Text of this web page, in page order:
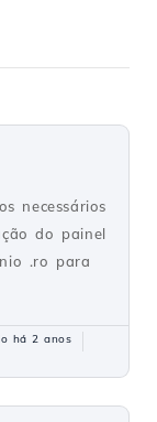
necessários
do painel
.ro para
há 2 anos